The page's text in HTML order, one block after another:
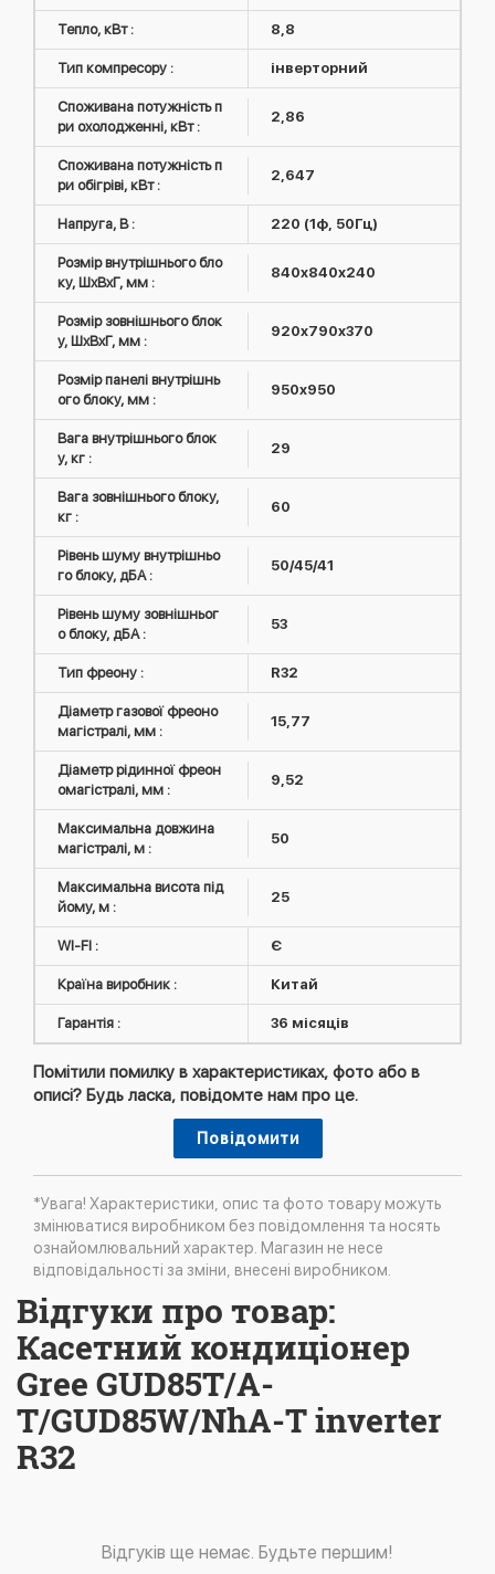
Тепло, кВт : 8,8
Тип компресору : інверторний
Споживана потужність п
ри охолодженні, кВт :
2,86
Споживана потужність п
ри обігріві, кВт :
2,647
Напруга, В : 220 (1ф, 50Гц)
Розмір внутрішнього бло
ку, ШxВxГ, мм :
840x840x240
Розмір зовнішнього блок
у, ШxВxГ, мм :
920x790x370
Розмір панелі внутрішнь
ого блоку, мм :
950x950
Вага внутрішнього блок
у, кг :
29
Вага зовнішнього блоку,
кг :
60
Рівень шуму внутрішньо
го блоку, дБА :
50/45/41
Рівень шуму зовнішньог
о блоку, дБА :
53
Тип фреону : R32
Діаметр газової фреоно
магістралі, мм :
15,77
Діаметр рідинної фреон
омагістралі, мм :
9,52
Максимальна довжина
магістралі, м :
50
Максимальна висота під
йому, м :
25
WI-FI : Є
Країна виробник : Китай
Гарантія : 36 місяців
Помітили помилку в характеристиках, фото або в
описі? Будь ласка, повідомте нам про це.
Повідомити
*Увага! Характеристики, опис та фото товару можуть
змінюватися виробником без повідомлення та носять
ознайомлювальний характер. Магазин не несе
відповідальності за зміни, внесені виробником.
Відгуки про товар:
Касетний кондиціонер
Gree GUD85T/A-
T/GUD85W/NhA-T inverter
R32
Відгуків ще немає. Будьте першим!